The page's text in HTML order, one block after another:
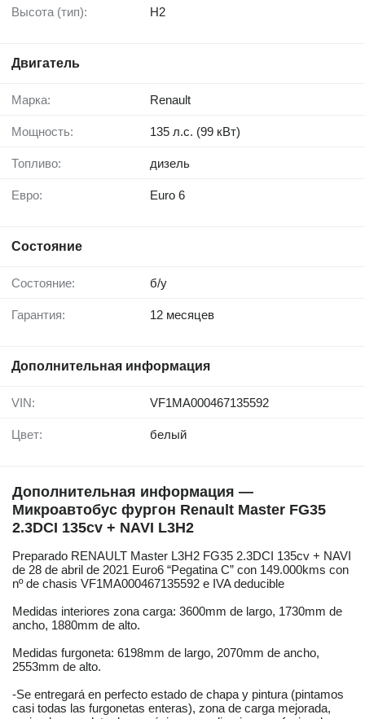
Высота (тип): H2
Двигатель
Марка: Renault
Мощность: 135 л.с. (99 кВт)
Топливо: дизель
Евро: Euro 6
Состояние
Состояние: б/у
Гарантия: 12 месяцев
Дополнительная информация
VIN: VF1MA000467135592
Цвет: белый
Дополнительная информация —
Микроавтобус фургон Renault Master FG35
2.3DCI 135cv + NAVI L3H2
Preparado RENAULT Master L3H2 FG35 2.3DCI 135cv + NAVI
de 28 de abril de 2021 Euro6 “Pegatina C” con 149.000kms con
nº de chasis VF1MA000467135592 e IVA deducible
Medidas interiores zona carga: 3600mm de largo, 1730mm de
ancho, 1880mm de alto.
Medidas furgoneta: 6198mm de largo, 2070mm de ancho,
2553mm de alto.
-Se entregará en perfecto estado de chapa y pintura (pintamos
casi todas las furgonetas enteras), zona de carga mejorada,